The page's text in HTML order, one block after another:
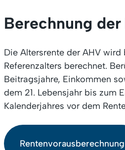
Berechnung der
Die Altersrente der AHV wird
Referenzalters berechnet.
Beitragsjahre, Einkommen
dem 21. Lebensjahr bis zum
Kalenderjahres vor dem
Rentenvorausberechnung